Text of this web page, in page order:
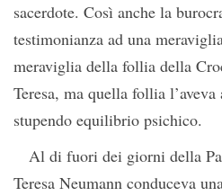
sacerdote. Così anche la
testimonianza ad una
meraviglia della follia della
Teresa, ma quella follia
stupendo equilibrio psichico.
Al di fuori dei giorni della
Teresa Neumann conduceva